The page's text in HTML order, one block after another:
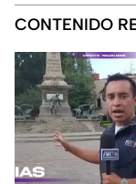
CONTENIDO